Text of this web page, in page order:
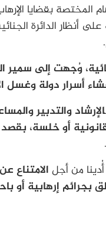
المختصة بقضايا
أنظار الدائرة
وُجهت إلى سمير
أسرار دولة وغسل
الإرشاد والتدبير
أو خلسة، بقصد
.
من أجلالامتناع
إرهابية أو